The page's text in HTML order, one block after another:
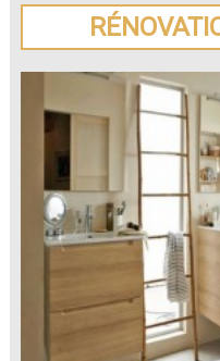
Saint-Romain-de-